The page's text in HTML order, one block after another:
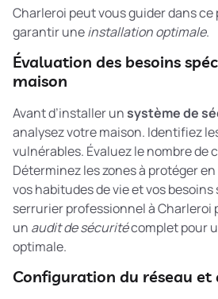
Charleroi peut vous guider dans
garantir uneinstallation optimale.
Évaluation des besoins
maison
Avant d’installer unsystème de
analysez votre maison. Identifiez
vulnérables. Évaluez le nombre de
Déterminez les zones à protéger
vos habitudes de vie et vos
serrurier professionnel à Charleroi
un audit de sécuritécomplet pour
optimale.
Configuration du réseau et